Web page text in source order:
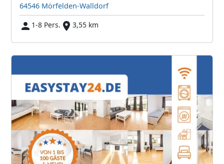
64546 Mörfelden-Walldorf
1-8 Pers.
3,55 km